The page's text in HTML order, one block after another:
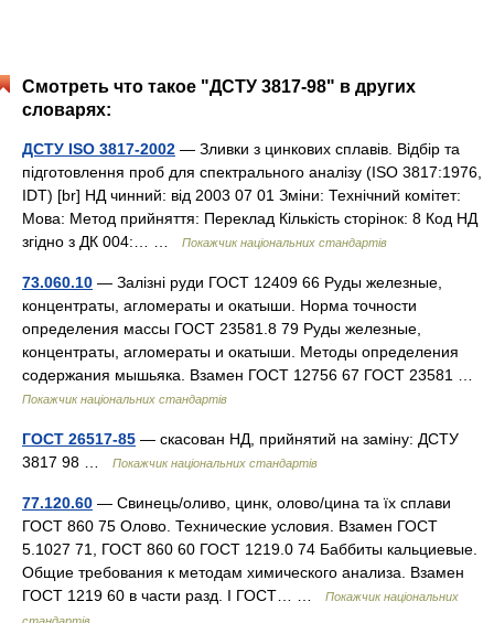
Смотреть что такое "ДСТУ 3817-98" в других
словарях:
ДСТУ ISO 3817-2002 — Зливки з цинкових сплавів. Відбір та
підготовлення проб для спектрального аналізу (ISO 3817:1976,
IDT) [br] НД чинний: від 2003 07 01 Зміни: Технічний комітет:
Мова: Метод прийняття: Переклад Кількість сторінок: 8 Код НД
згідно з ДК 004:… …
Покажчик національних стандартів
73.060.10 — Залізні руди ГОСТ 12409 66 Руды железные,
концентраты, агломераты и окатыши. Норма точности
определения массы ГОСТ 23581.8 79 Руды железные,
концентраты, агломераты и окатыши. Методы определения
содержания мышьяка. Взамен ГОСТ 12756 67 ГОСТ 23581 …
Покажчик національних стандартів
ГОСТ 26517-85 — скасован НД, прийнятий на заміну: ДСТУ
3817 98 …
Покажчик національних стандартів
77.120.60 — Свинець/оливо, цинк, олово/цина та їх сплави
ГОСТ 860 75 Олово. Технические условия. Взамен ГОСТ
5.1027 71, ГОСТ 860 60 ГОСТ 1219.0 74 Баббиты кальциевые.
Общие требования к методам химического анализа. Взамен
ГОСТ 1219 60 в части разд. I ГОСТ… …
Покажчик національних